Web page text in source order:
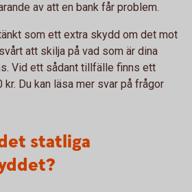
av att en bank får problem.
som ett extra skydd om det mot
att skilja på vad som är dina
Vid ett sådant tillfälle finns ett
Du kan läsa mer svar på frågor
statliga